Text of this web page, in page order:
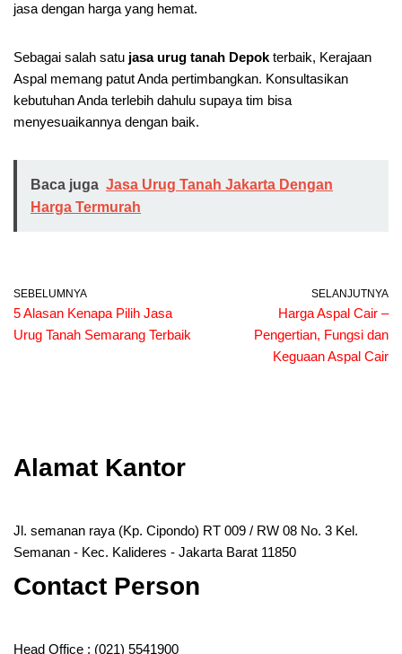
jasa dengan harga yang hemat.
Sebagai salah satu jasa urug tanah Depok terbaik, Kerajaan
Aspal memang patut Anda pertimbangkan. Konsultasikan
kebutuhan Anda terlebih dahulu supaya tim bisa
menyesuaikannya dengan baik.
Baca juga Jasa Urug Tanah Jakarta Dengan
Harga Termurah
SEBELUMNYA
5 Alasan Kenapa Pilih Jasa
Urug Tanah Semarang Terbaik
SELANJUTNYA
Harga Aspal Cair –
Pengertian, Fungsi dan
Keguaan Aspal Cair
Alamat Kantor
Jl. semanan raya (Kp. Cipondo) RT 009 / RW 08 No. 3 Kel.
Semanan - Kec. Kalideres - Jakarta Barat 11850
Contact Person
Head Office : (021) 5541900